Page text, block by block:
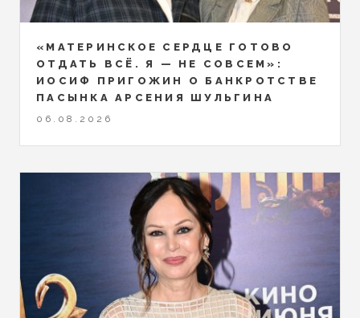
«МАТЕРИНСКОЕ СЕРДЦЕ ГОТОВО
ОТДАТЬ ВСЁ. Я — НЕ СОВСЕМ»:
ИОСИФ ПРИГОЖИН О БАНКРОТСТВЕ
ПАСЫНКА АРСЕНИЯ ШУЛЬГИНА
06.08.2026